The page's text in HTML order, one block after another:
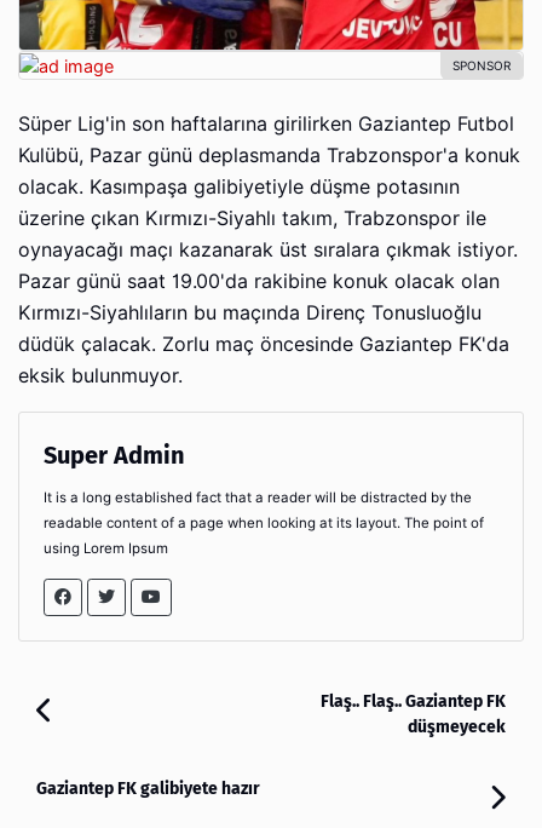
Süper Lig'in son haftalarına girilirken Gaziantep Futbol
Kulübü, Pazar günü deplasmanda Trabzonspor'a konuk
olacak. Kasımpaşa galibiyetiyle düşme potasının
üzerine çıkan Kırmızı-Siyahlı takım, Trabzonspor ile
oynayacağı maçı kazanarak üst sıralara çıkmak istiyor.
Pazar günü saat 19.00'da rakibine konuk olacak olan
Kırmızı-Siyahlıların bu maçında Direnç Tonusluoğlu
düdük çalacak. Zorlu maç öncesinde Gaziantep FK'da
eksik bulunmuyor.
Super Admin
It is a long established fact that a reader will be distracted by the
readable content of a page when looking at its layout. The point of
using Lorem Ipsum
Flaş.. Flaş.. Gaziantep FK
düşmeyecek
Gaziantep FK galibiyete hazır